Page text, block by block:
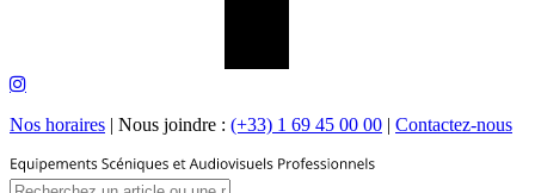
Nos horaires | Nous joindre : (+33) 1 69 45 00 00 | Contactez-nous